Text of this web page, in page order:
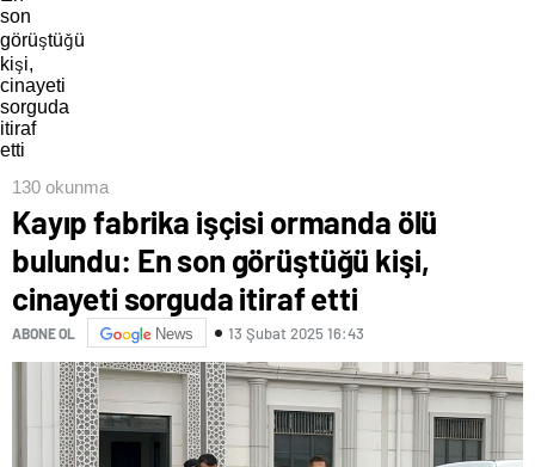
130 okunma
Kayıp fabrika işçisi ormanda ölü
bulundu: En son görüştüğü kişi,
cinayeti sorguda itiraf etti
ABONE OL News 13 Şubat 2025 16:43